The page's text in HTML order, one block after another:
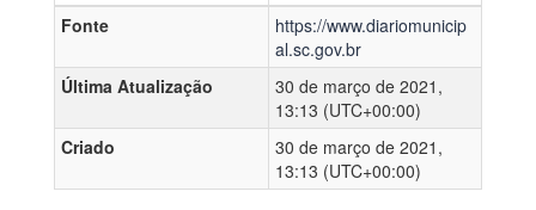
Fonte
https://www.diariomunicip
al.sc.gov.br
Última Atualização
30 de março de 2021,
13:13 (UTC+00:00)
Criado
30 de março de 2021,
13:13 (UTC+00:00)